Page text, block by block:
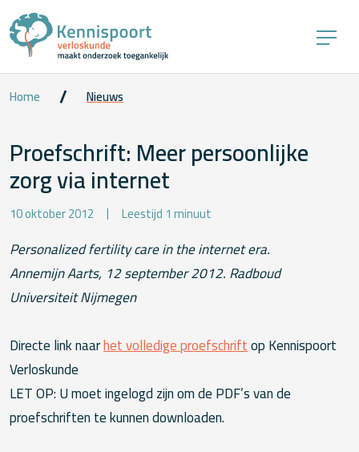
Home Nieuws
Proefschrift: Meer persoonlijke
zorg via internet
10 oktober 2012 Leestijd 1 minuut
Personalized fertility care in the internet era.
Annemijn Aarts, 12 september 2012. Radboud
Universiteit Nijmegen
Directe link naarhet volledige proefschriftop Kennispoort
Verloskunde
LET OP: U moet ingelogd zijn om de PDF’s van de
proefschriften te kunnen downloaden.